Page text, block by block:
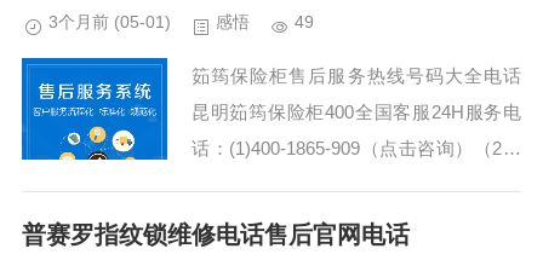
3个月前 (05-01) 感悟 49
筎筠保险柜售后服务热线号码大全电话
昆明筎筠保险柜400全国客服24H服务电
话：(1)400-1865-909（点击咨询）（2）
00联系方式客服热线...
普赛罗指纹锁维修电话售后官网电话